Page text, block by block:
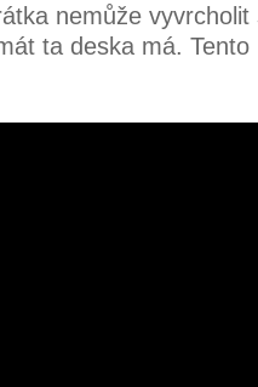
nemůže vyvrcholit
ta deska má.